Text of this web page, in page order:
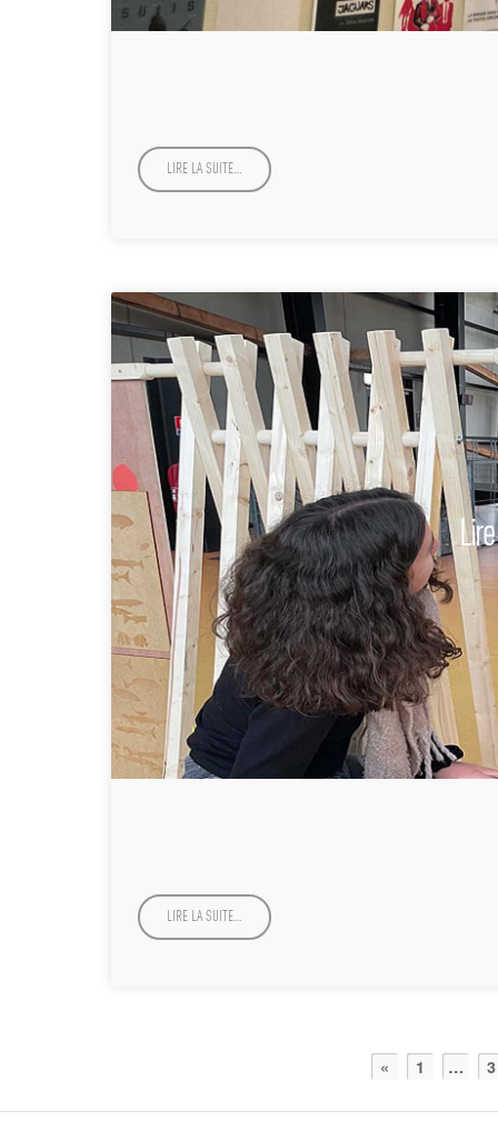
LIRE LA SUITE…
LIRE LA SUITE…
« 1 … 3